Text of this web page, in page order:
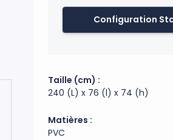
habillage ou avec
housse est imprimée
pour garantir la durabilité
Code douanier : 63079098
Fabrication : Chine, France
Configuration
Taille (cm) :
240 (L) x 76 (l) x 74 (h)
Matières :
PVC